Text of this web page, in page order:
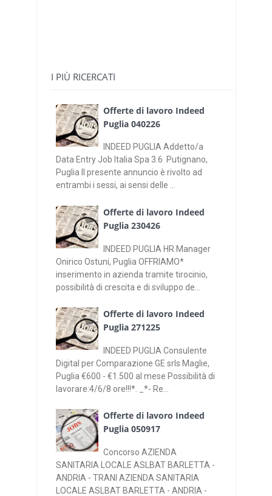
I PIÙ RICERCATI
Offerte di lavoro Indeed
Puglia 040226
INDEED PUGLIA Addetto/a
Data Entry Job Italia Spa 3.6 Putignano,
Puglia Il presente annuncio è rivolto ad
entrambi i sessi, ai sensi delle ...
Offerte di lavoro Indeed
Puglia 230426
INDEED PUGLIA HR Manager
Onirico Ostuni, Puglia OFFRIAMO*
inserimento in azienda tramite tirocinio,
possibilità di crescita e di sviluppo de...
Offerte di lavoro Indeed
Puglia 271225
INDEED PUGLIA Consulente
Digital per Comparazione GE srls Maglie,
Puglia €600 - €1.500 al mese Possibilità di
lavorare:4/6/8 ore!!!*. _*- Re...
Offerte di lavoro Indeed
Puglia 050917
Concorso AZIENDA
SANITARIA LOCALE ASLBAT BARLETTA -
ANDRIA - TRANI AZIENDA SANITARIA
LOCALE ASLBAT BARLETTA - ANDRIA -